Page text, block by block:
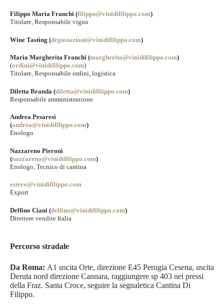
Filippo Maria Franchi (filippo@vinidifilippo.com)
Titolare, Responsabile vigna
Wine Tasting (degustazioni@vinidifilippo.com)
Maria Margherita Franchi (margherita@vinidifilippo.com)
(ordini@vinidifilippo.com)
Titolare, Responsabile ordini, logistica
Diletta Branda (diletta@vinidifilippo.com)
Responsabile amministrazione
Andrea Pesaresi
(andrea@vinidifilippo.com)
Enologo
Nazzareno Pieroni
(nazzareno@vinidifilippo.com)
Enologo, Tecnico di cantina
estero@vinidifilippo.com
Export
Delfino Ciani (delfino@vinidifilippo.com)
Direttore vendite Italia
Percorso stradale
Da Roma: A1 uscita Orte, direzione E45 Perugia Cesena, uscita
Deruta nord direzione Cannara, raggiungere sp 403 nei pressi
della Fraz. Santa Croce, seguire la segnaletica Cantina Di
Filippo.